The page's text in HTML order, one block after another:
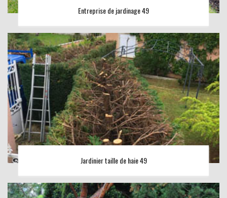
Entreprise de jardinage 49
Jardinier taille de haie 49